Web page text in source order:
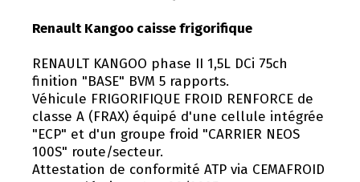
Renault Kangoo caisse frigorifique
RENAULT KANGOO phase II 1,5L DCi 75ch
finition "BASE" BVM 5 rapports.
Véhicule FRIGORIFIQUE FROID RENFORCE de
classe A (FRAX) équipé d'une cellule intégrée
"ECP" et d'un groupe froid "CARRIER NEOS
100S" route/secteur.
Attestation de conformité ATP via CEMAFROID